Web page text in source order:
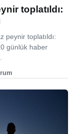
toplatıldı:
peynir toplatıldı:
günlük haber